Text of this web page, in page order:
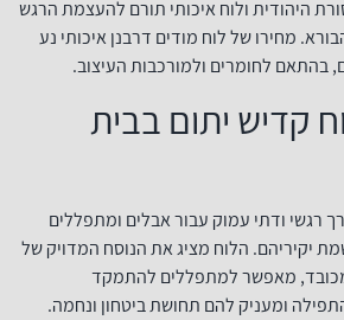
היהודית ולוח איכותי תורם להעצמת הרגש
מחירו של לוח מודים דרבנן איכותי נע
קדיש יתום בבית
רגשי ודתי עמוק עבור אבלים ומתפללים
יקיריהם. הלוח מציג את הנוסח המדויק של
מאפשר למתפללים להתמקד
ומעניק להם תחושת ביטחון ונחמה.